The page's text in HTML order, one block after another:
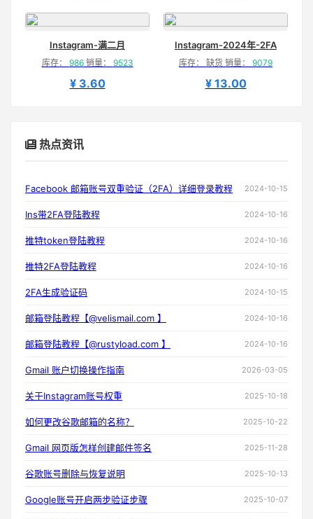
Instagram-满二月
库存： 986销量： 9523
¥ 3.60
Instagram-2024年-2FA
库存： 缺货 销量： 9079
¥ 13.00
热点资讯
Facebook 邮箱账号双重验证（2FA）详细登录教程 2024-10-15
Ins带2FA登陆教程 2024-10-16
推特token登陆教程 2024-10-16
推特2FA登陆教程 2024-10-16
2FA生成验证码 2024-10-15
邮箱登陆教程【@velismail.com 】 2024-10-16
邮箱登陆教程【@rustyload.com 】 2024-10-16
Gmail 账户切换操作指南 2026-03-05
关于Instagram账号权重 2025-10-18
如何更改谷歌邮箱的名称？ 2025-10-22
Gmail 网页版怎样创建邮件签名 2025-11-28
谷歌账号删除与恢复说明 2025-10-13
Google账号开启两步验证步骤 2025-10-07